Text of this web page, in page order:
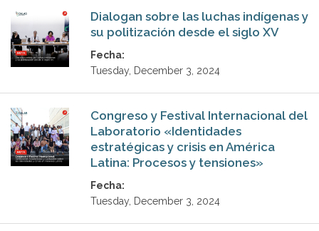
Dialogan sobre las luchas indígenas y
su politización desde el siglo XV
Fecha:
Tuesday, December 3, 2024
Congreso y Festival Internacional del
Laboratorio «Identidades
estratégicas y crisis en América
Latina: Procesos y tensiones»
Fecha:
Tuesday, December 3, 2024